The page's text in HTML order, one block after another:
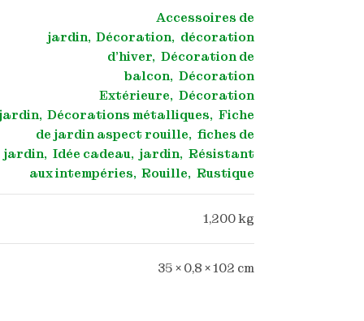
Accessoires de
jardin Décoration décoration
d'hiver Décoration de
balcon Décoration
Extérieure Décoration
jardin Décorations métalliques Fiche
de jardin aspect rouille fiches de
jardin Idée cadeau jardin Résistant
aux intempéries Rouille Rustique
1,200 kg
35 × 0,8 × 102 cm